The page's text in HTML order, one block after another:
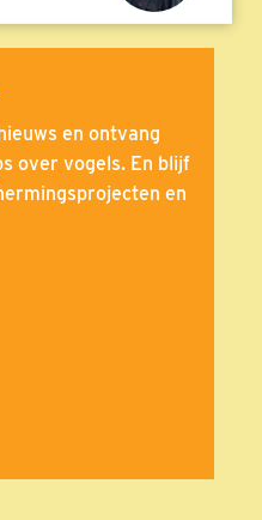
en ontvang
over vogels. En blijf
en